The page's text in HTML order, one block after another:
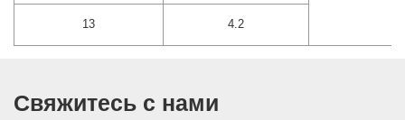
13 4.2
Свяжитесь с нами